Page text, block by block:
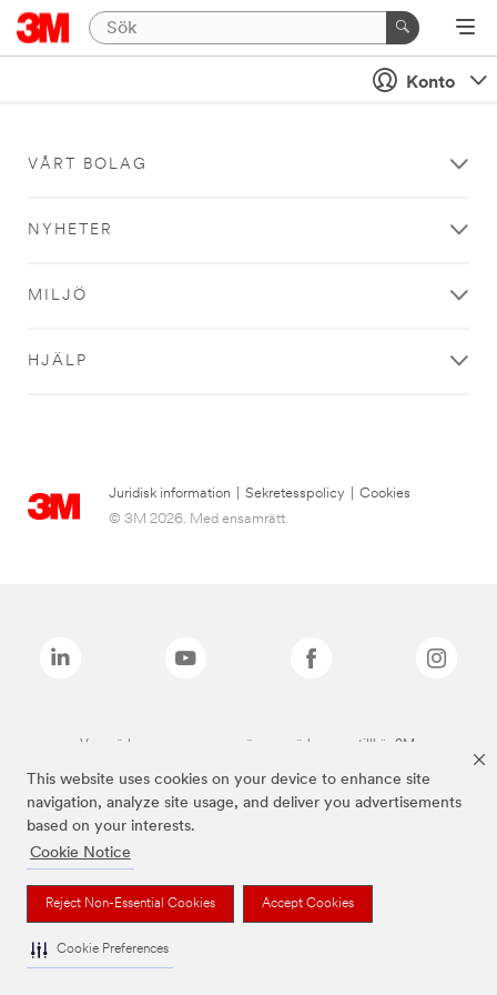
This website uses cookies on your device to enhance site
navigation, analyze site usage, and deliver you advertisements
based on your interests.
Cookie Notice
Reject Non-Essential Cookies Accept Cookies
Cookie Preferences
Konto
VÅRT BOLAG
NYHETER
MILJÖ
HJÄLP
Juridisk information Sekretesspolicy
Cookies
© 3M 2026. Med ensamrätt.
Varumärken som anges ovan är varumärken som tillhör 3M.